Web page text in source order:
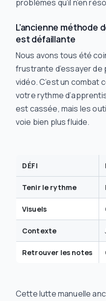
problèmes qu’il n’en
L’ancienne méthode
est défaillante
Nous avons tous été
frustrante d’essayer
vidéo. C’est un combat
votre rythme
est cassée, mais les
voie bien plus fluide.
DÉFI
Tenir le rythme
Visuels
Contexte
Retrouver les notes
Cette lutte manuelle